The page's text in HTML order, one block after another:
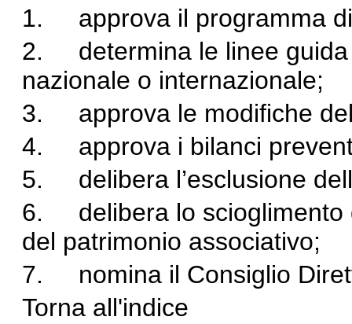
1. approva il programma di
2. determina le linee guida
nazionale o internazionale;
3. approva le modifiche
4. approva i bilanci
5. delibera l’esclusione
6. delibera lo scioglimento
del patrimonio associativo;
7. nomina il Consiglio
Torna all'indice